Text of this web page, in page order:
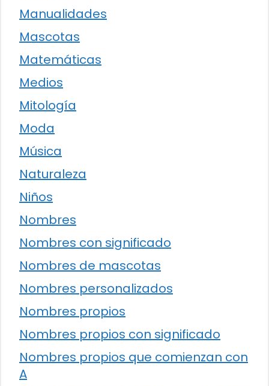
Manualidades
Mascotas
Matemáticas
Medios
Mitología
Moda
Música
Naturaleza
Niños
Nombres
Nombres con significado
Nombres de mascotas
Nombres personalizados
Nombres propios
Nombres propios con significado
Nombres propios que comienzan con
A